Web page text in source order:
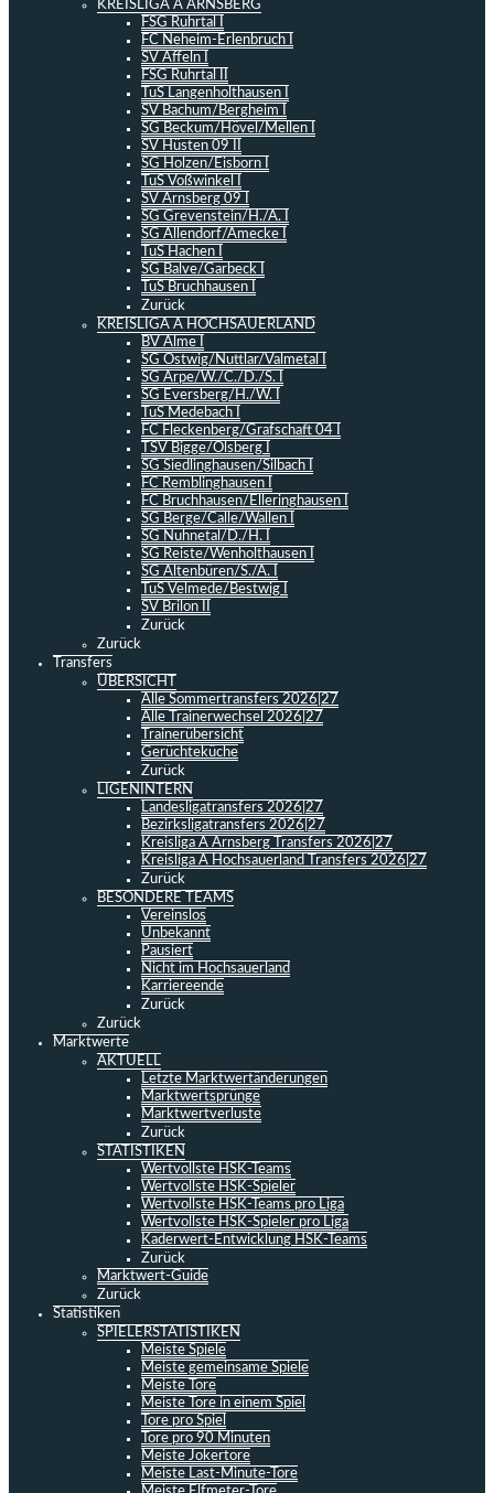
KREISLIGA A ARNSBERG
FSG Ruhrtal I
FC Neheim-Erlenbruch I
SV Affeln I
FSG Ruhrtal II
TuS Langenholthausen I
SV Bachum/Bergheim I
SG Beckum/Hövel/Mellen I
SV Hüsten 09 II
SG Holzen/Eisborn I
TuS Voßwinkel I
SV Arnsberg 09 I
SG Grevenstein/H./A. I
SG Allendorf/Amecke I
TuS Hachen I
SG Balve/Garbeck I
TuS Bruchhausen I
Zurück
KREISLIGA A HOCHSAUERLAND
BV Alme I
SG Ostwig/Nuttlar/Valmetal I
SG Arpe/W./C./D./S. I
SG Eversberg/H./W. I
TuS Medebach I
FC Fleckenberg/Grafschaft 04 I
TSV Bigge/Olsberg I
SG Siedlinghausen/Silbach I
FC Remblinghausen I
FC Bruchhausen/Elleringhausen I
SG Berge/Calle/Wallen I
SG Nuhnetal/D./H. I
SG Reiste/Wenholthausen I
SG Altenbüren/S./A. I
TuS Velmede/Bestwig I
SV Brilon II
Zurück
Zurück
Transfers
ÜBERSICHT
Alle Sommertransfers 2026|27
Alle Trainerwechsel 2026|27
Trainerübersicht
Gerüchteküche
Zurück
LIGENINTERN
Landesligatransfers 2026|27
Bezirksligatransfers 2026|27
Kreisliga A Arnsberg Transfers 2026|27
Kreisliga A Hochsauerland Transfers 2026|27
Zurück
BESONDERE TEAMS
Vereinslos
Unbekannt
Pausiert
Nicht im Hochsauerland
Karriereende
Zurück
Zurück
Marktwerte
AKTUELL
Letzte Marktwertänderungen
Marktwertsprünge
Marktwertverluste
Zurück
STATISTIKEN
Wertvollste HSK-Teams
Wertvollste HSK-Spieler
Wertvollste HSK-Teams pro Liga
Wertvollste HSK-Spieler pro Liga
Kaderwert-Entwicklung HSK-Teams
Zurück
Marktwert-Guide
Zurück
Statistiken
SPIELERSTATISTIKEN
Meiste Spiele
Meiste gemeinsame Spiele
Meiste Tore
Meiste Tore in einem Spiel
Tore pro Spiel
Tore pro 90 Minuten
Meiste Jokertore
Meiste Last-Minute-Tore